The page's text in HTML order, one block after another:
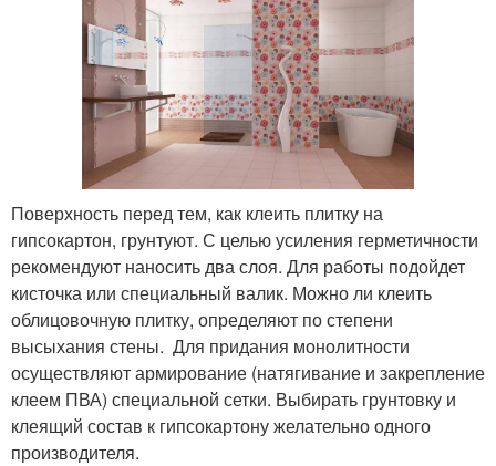
Поверхность перед тем, как клеить плитку на
гипсокартон, грунтуют. С целью усиления герметичности
рекомендуют наносить два слоя. Для работы подойдет
кисточка или специальный валик. Можно ли клеить
облицовочную плитку, определяют по степени
высыхания стены. Для придания монолитности
осуществляют армирование (натягивание и закрепление
клеем ПВА) специальной сетки. Выбирать грунтовку и
клеящий состав к гипсокартону желательно одного
производителя.